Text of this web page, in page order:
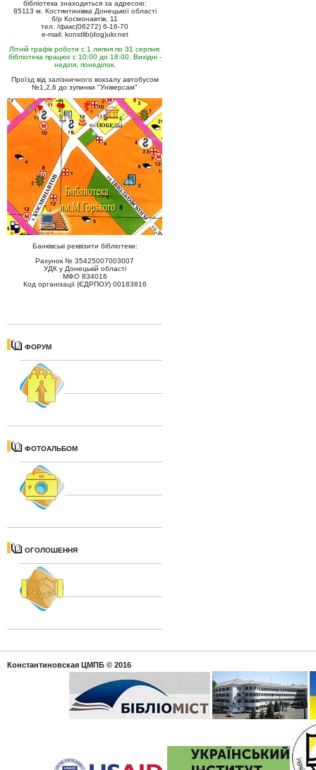
бібліотека знаходиться за адресою:
85113 м. Костянтинівка Донецької області
б/р Космонавтів, 11
тел. /факс(06272) 6-16-70
e-mail: konstlib(dog)ukr.net
Літній графік роботи с 1 липня по 31 серпня:
бібліотека працює с 10:00 до 18:00. Вихідні -
неділя, понеділок.
Проїзд від залізничного вокзалу автобусом
№1,2,6 до зупинки "Універсам"
Банківські реквізити бібліотеки:
Рахунок № 35425007003007
УДК у Донецькій області
МФО 834016
Код організації (ЄДРПОУ) 00183816
ФОРУМ
ФОТОАЛЬБОМ
ОГОЛОШЕННЯ
Константиновская ЦМПБ © 2016